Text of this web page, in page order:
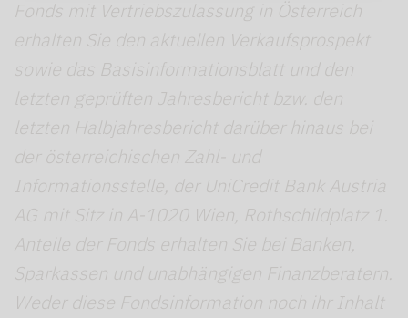
Fonds mit Vertriebszulassung in Österreich
erhalten Sie den aktuellen Verkaufsprospekt
sowie das Basisinformationsblatt und den
letzten geprüften Jahresbericht bzw. den
letzten Halbjahresbericht darüber hinaus bei
der österreichischen Zahl- und
Informationsstelle, der UniCredit Bank Austria
AG mit Sitz in A-1020 Wien, Rothschildplatz 1.
Anteile der Fonds erhalten Sie bei Banken,
Sparkassen und unabhängigen Finanzberatern.
Weder diese Fondsinformation noch ihr Inhalt